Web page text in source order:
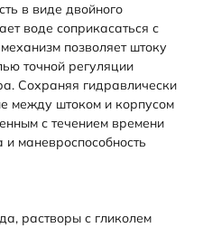
в виде двойного
воде соприкасаться с
позволяет штоку
точной регуляции
Сохраняя гидравлически
между штоком и корпусом
с течением времени
маневроспособность
растворы с гликолем